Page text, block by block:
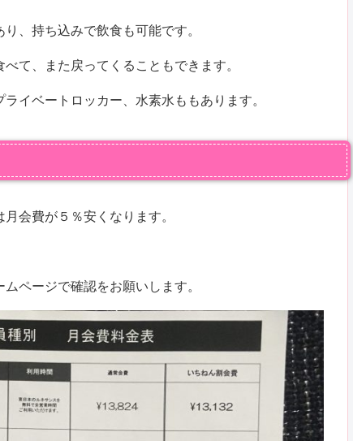
、持ち込みで飲食も可能です。
て、また戻ってくることもできます。
イベートロッカー、水素水ももあります。
会費が５％安くなります。
ページで確認をお願いします。